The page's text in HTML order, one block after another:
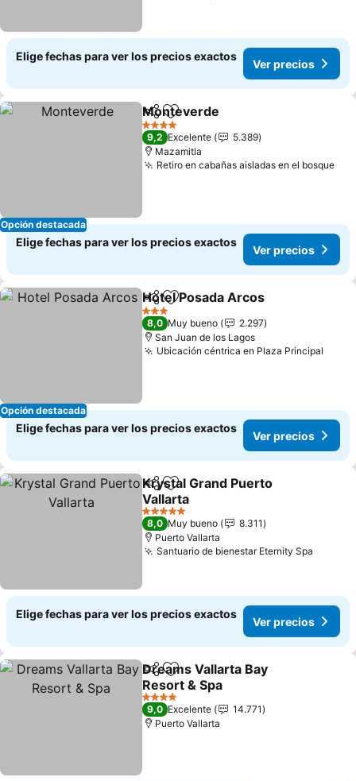
Elige fechas para ver los precios exactos
Ver precios
Opción destacada
CompartirAgregar a favoritos
Monteverde
4 Estrellas
9,2 Excelente
5.389
Mazamitla
Retiro en cabañas aisladas en el bosque
Elige fechas para ver los precios exactos
Ver precios
Opción destacada
CompartirAgregar a favoritos
Hotel Posada Arcos
3 Estrellas
8,0 Muy bueno
2.297
San Juan de los Lagos
Ubicación céntrica en Plaza Principal
Elige fechas para ver los precios exactos
Ver precios
CompartirAgregar a favoritos
Krystal Grand Puerto
Vallarta
5 Estrellas
8,0 Muy bueno
8.311
Puerto Vallarta
Santuario de bienestar Eternity Spa
Elige fechas para ver los precios exactos
Ver precios
CompartirAgregar a favoritos
Dreams Vallarta Bay
Resort & Spa
4 Estrellas
9,0 Excelente
14.771
Puerto Vallarta